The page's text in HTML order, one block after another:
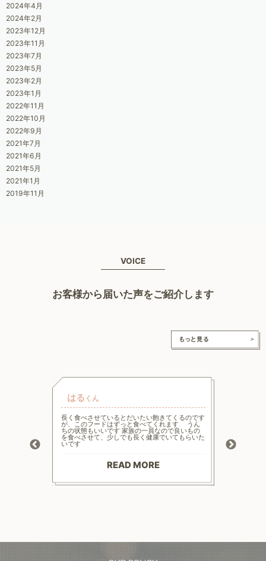
2024年4月
2024年2月
2023年12月
2023年11月
2023年7月
2023年5月
2023年2月
2023年1月
2022年11月
2022年10月
2022年9月
2021年7月
2021年6月
2021年5月
2021年1月
2019年11月
VOICE
お客様から届いた声をご紹介します
はる くん
長く食べさせているとだいたい飽きてくるのです
が、このフードはずっと食べてくれます うん
ちの状態もいいです 家族の一員なので良いもの
を食べさせて、少しでも長く健康でいてもらいた
いです
READ MORE